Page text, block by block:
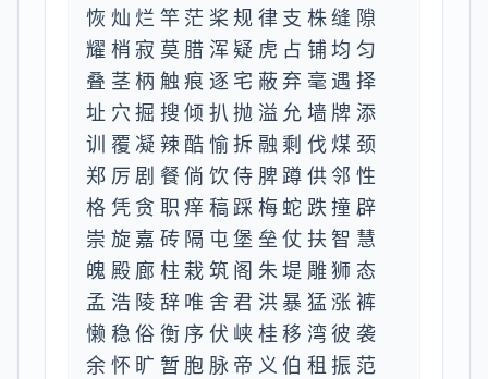
恢灿烂竿茫桨规律支株缝隙
耀梢寂莫腊浑疑虎占铺均匀
叠茎柄触痕逐宅蔽弃毫遇择
址穴掘搜倾扒抛溢允墙牌添
训覆凝辣酷愉拆融剩伐煤颈
郑厉剧餐倘饮侍脾蹲供邻性
格凭贪职痒稿踩梅蛇跌撞辟
崇旋嘉砖隔屯堡垒仗扶智慧
魄殿廊柱栽筑阁朱堤雕狮态
孟浩陵辞唯舍君洪暴猛涨裤
懒稳俗衡序伏峡桂移湾彼袭
余怀旷暂胞脉帝义伯租振范